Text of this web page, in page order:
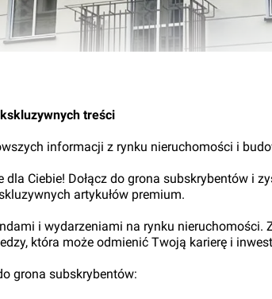
treści
informacji z rynku nieruchomości i
Ciebie! Dołącz do grona subskrybentów i
artykułów premium.
i wydarzeniami na rynku nieruchomości.
która może odmienić Twoją karierę i
grona subskrybentów: